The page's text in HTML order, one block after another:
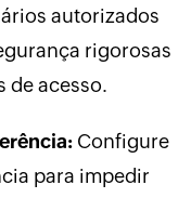
autorizados
rigorosas
de acesso.
Configure
para impedir